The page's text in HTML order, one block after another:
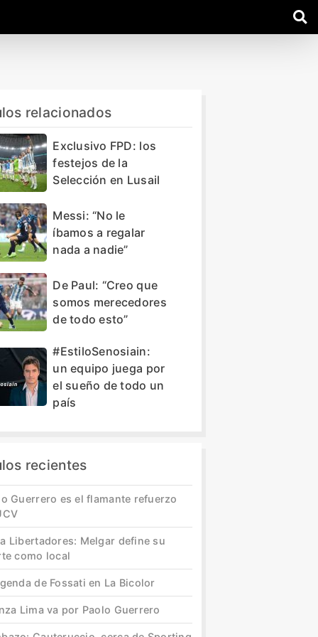
relacionados
Exclusivo FPD: los
festejos de la
Selección en Lusail
Messi: “No le
íbamos a regalar
nada a nadie”
De Paul: “Creo que
somos merecedores
de todo esto”
#EstiloSenosiain:
un equipo juega por
el sueño de todo un
país
recientes
Guerrero es el flamante refuerzo
Libertadores: Melgar define su
como local
de Fossati en La Bicolor
Lima va por Paolo Guerrero